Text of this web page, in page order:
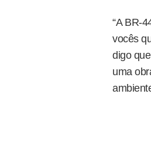
“A BR-
vocês
digo
uma